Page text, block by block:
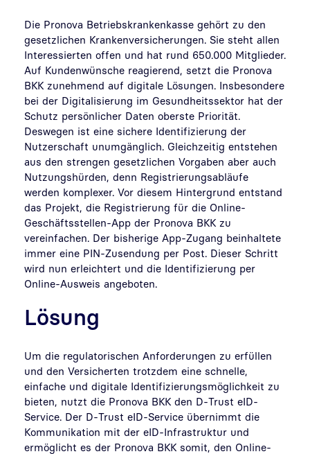
Die Pronova Betriebskrankenkasse gehört zu den
gesetzlichen Krankenversicherungen. Sie steht allen
Interessierten offen und hat rund 650.000 Mitglieder.
Auf Kundenwünsche reagierend, setzt die Pronova
BKK zunehmend auf digitale Lösungen. Insbesondere
bei der Digitalisierung im Gesundheitssektor hat der
Schutz persönlicher Daten oberste Priorität.
Deswegen ist eine sichere Identifizierung der
Nutzerschaft unumgänglich. Gleichzeitig entstehen
aus den strengen gesetzlichen Vorgaben aber auch
Nutzungshürden, denn Registrierungsabläufe
werden komplexer. Vor diesem Hintergrund entstand
das Projekt, die Registrierung für die Online-
Geschäftsstellen-App der Pronova BKK zu
vereinfachen. Der bisherige App-Zugang beinhaltete
immer eine PIN-Zusendung per Post. Dieser Schritt
wird nun erleichtert und die Identifizierung per
Online-Ausweis angeboten.
Lösung
Um die regulatorischen Anforderungen zu erfüllen
und den Versicherten trotzdem eine schnelle,
einfache und digitale Identifizierungsmöglichkeit zu
bieten, nutzt die Pronova BKK den D-Trust eID-
Service. Der D-Trust eID-Service übernimmt die
Kommunikation mit der eID-Infrastruktur und
ermöglicht es der Pronova BKK somit, den Online-